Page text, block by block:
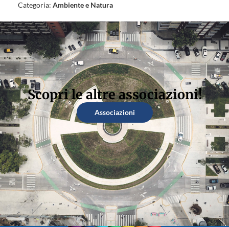
Categoria: Ambiente e Natura
Scopri le altre associazioni!
Associazioni